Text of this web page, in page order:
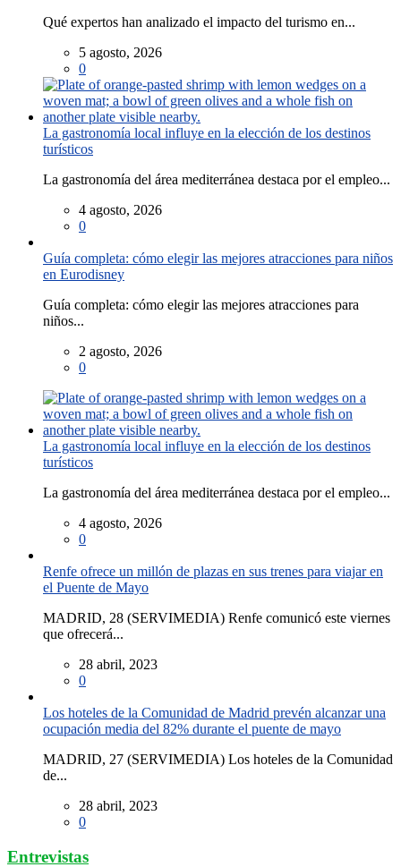
Qué expertos han analizado el impacto del turismo en...
5 agosto, 2026
0
La gastronomía local influye en la elección de los destinos
turísticos
La gastronomía del área mediterránea destaca por el empleo...
4 agosto, 2026
0
Guía completa: cómo elegir las mejores atracciones para niños
en Eurodisney
Guía completa: cómo elegir las mejores atracciones para
niños...
2 agosto, 2026
0
La gastronomía local influye en la elección de los destinos
turísticos
La gastronomía del área mediterránea destaca por el empleo...
4 agosto, 2026
0
Renfe ofrece un millón de plazas en sus trenes para viajar en
el Puente de Mayo
MADRID, 28 (SERVIMEDIA) Renfe comunicó este viernes
que ofrecerá...
28 abril, 2023
0
Los hoteles de la Comunidad de Madrid prevén alcanzar una
ocupación media del 82% durante el puente de mayo
MADRID, 27 (SERVIMEDIA) Los hoteles de la Comunidad
de...
28 abril, 2023
0
Entrevistas